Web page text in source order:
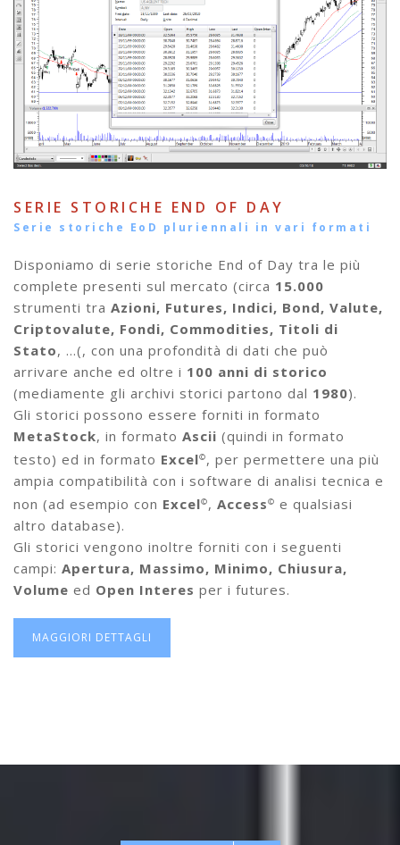
SERIE STORICHE END OF DAY
Serie storiche EoD pluriennali in vari formati
Disponiamo di serie storiche End of Day tra le più
complete presenti sul mercato (circa 15.000
strumenti tra Azioni, Futures, Indici, Bond, Valute,
Criptovalute, Fondi, Commodities, Titoli di
Stato, …(, con una profondità di dati che può
arrivare anche ed oltre i 100 anni di storico
(mediamente gli archivi storici partono dal 1980).
Gli storici possono essere forniti in formato
MetaStock, in formato Ascii (quindi in formato
testo) ed in formato Excel©, per permettere una più
ampia compatibilità con i software di analisi tecnica e
non (ad esempio con Excel©, Access© e qualsiasi
altro database).
Gli storici vengono inoltre forniti con i seguenti
campi: Apertura, Massimo, Minimo, Chiusura,
Volume ed Open Interes per i futures.
MAGGIORI DETTAGLI